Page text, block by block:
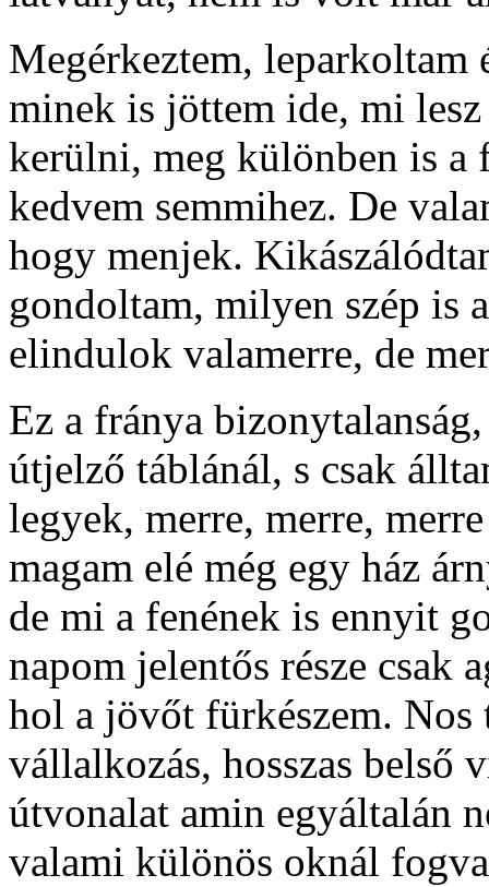
Megérkeztem, leparkoltam
minek is jöttem ide, mi
kerülni, meg különben is a
kedvem semmihez. De
hogy menjek.
gondoltam, milyen szép is
elindulok valamerre, de
Ez a fránya
útjelző táblánál, s csak
legyek, merre, merre,
magam elé még egy ház
de mi a fenének is ennyit
napom jelentős része csak
hol a jövőt fürkészem.
vállalkozás, hosszas belső
útvonalat amin egyáltalán
valami különös oknál